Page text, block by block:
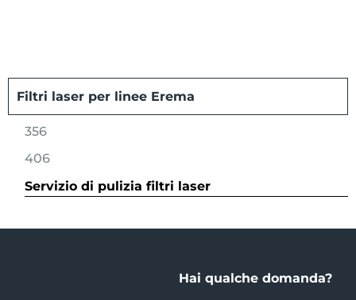
Filtri laser per linee Erema
356
406
Servizio di pulizia filtri laser
Hai qualche domanda?